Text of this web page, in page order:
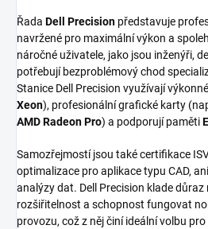
Řada Dell Precision představuje
navržené pro maximální výkon a
náročné uživatele, jako jsou inženýři,
potřebují bezproblémový chod
Stanice Dell Precision využívají
Xeon), profesionální grafické karty
AMD Radeon Pro) a podporují paměti
Samozřejmostí jsou také certifikace
optimalizace pro aplikace typu CAD,
analýzy dat. Dell Precision klade
rozšiřitelnost a schopnost fungovat
provozu, což z něj činí ideální volbu